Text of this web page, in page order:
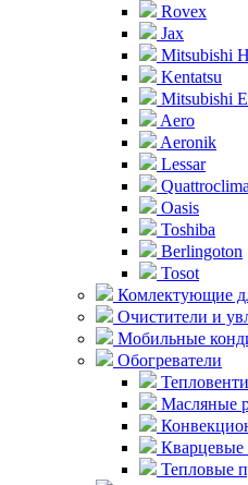
Rovex
Jax
Mitsubishi
Kentatsu
Mitsubishi
Aero
Aeronik
Lessar
Quattroclima
Oasis
Toshiba
Berlingoton
Tosot
Комлектующие
Очистители и
Мобильные
Обогреватели
Масляные
Кварцевые
Тепловые